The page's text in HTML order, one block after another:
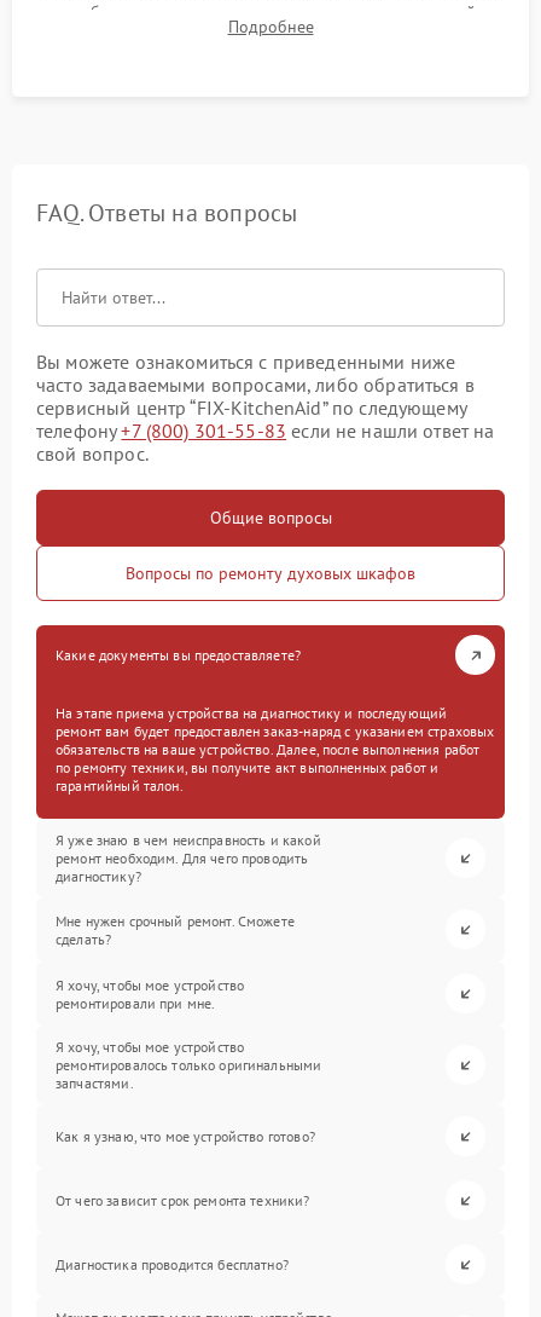
срабатывания термостата при достижении заданной
температуры и тест на отсутствие утечек тока.
Подробнее
FAQ. Ответы на вопросы
Вы можете ознакомиться с приведенными ниже
часто задаваемыми вопросами, либо обратиться в
сервисный центр “FIX-KitchenAid” по следующему
телефону+7 (800) 301-55-83 если не нашли ответ на
свой вопрос.
Общие вопросы
Вопросы по ремонту духовых шкафов
Какие документы вы предоставляете?
На этапе приема устройства на диагностику и последующий
ремонт вам будет предоставлен заказ-наряд с указанием страховых
обязательств на ваше устройство. Далее, после выполнения работ
по ремонту техники, вы получите акт выполненных работ и
гарантийный талон.
Я уже знаю в чем неисправность и какой
ремонт необходим. Для чего проводить
диагностику?
Мне нужен срочный ремонт. Сможете
сделать?
Я хочу, чтобы мое устройство
ремонтировали при мне.
Я хочу, чтобы мое устройство
ремонтировалось только оригинальными
запчастями.
Как я узнаю, что мое устройство готово?
От чего зависит срок ремонта техники?
Диагностика проводится бесплатно?